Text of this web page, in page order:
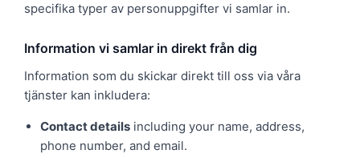
specifika typer av personuppgifter vi samlar in.
Information vi samlar in direkt från dig
Information som du skickar direkt till oss via våra
tjänster kan inkludera:
Contact details including your name, address,
phone number, and email.